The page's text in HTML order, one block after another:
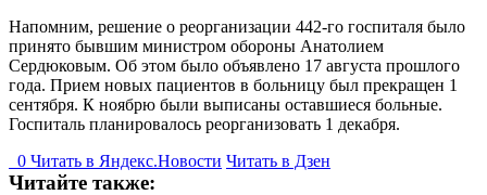
Напомним, решение о реорганизации 442-го госпиталя было
принято бывшим министром обороны Анатолием
Сердюковым. Об этом было объявлено 17 августа прошлого
года. Прием новых пациентов в больницу был прекращен 1
сентября. К ноябрю были выписаны оставшиеся больные.
Госпиталь планировалось реорганизовать 1 декабря.
0 Читать в Яндекс.Новости Читать в Дзен
Читайте также: